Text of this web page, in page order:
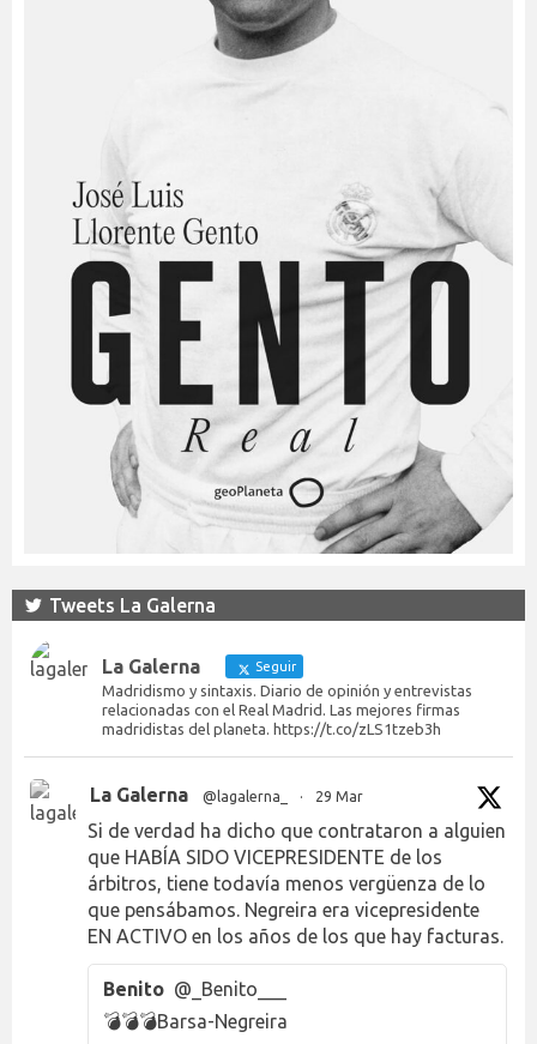
Tweets La Galerna
La Galerna Seguir
Madridismo y sintaxis. Diario de opinión y entrevistas
relacionadas con el Real Madrid. Las mejores firmas
madridistas del planeta. https://t.co/zLS1tzeb3h
La Galerna @lagalerna_ · 29 Mar
Si de verdad ha dicho que contrataron a alguien
que HABÍA SIDO VICEPRESIDENTE de los
árbitros, tiene todavía menos vergüenza de lo
que pensábamos. Negreira era vicepresidente
EN ACTIVO en los años de los que hay facturas.
Benito @_Benito___
💣💣💣Barsa-Negreira